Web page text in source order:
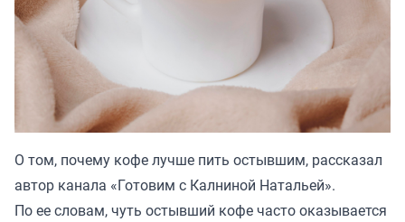
О том, почему кофе лучше пить остывшим, рассказал
автор канала «Готовим с Калниной Натальей».
По ее словам, чуть остывший кофе часто оказывается